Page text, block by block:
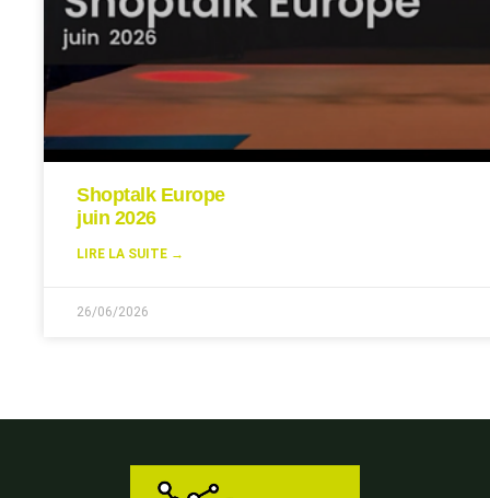
Shoptalk Europe
juin 2026
LIRE LA SUITE →
26/06/2026